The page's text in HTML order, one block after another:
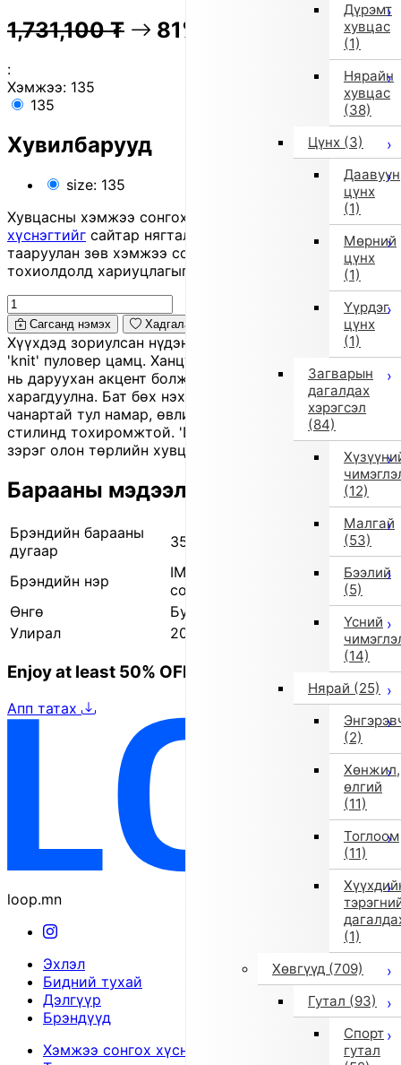
Дүрэмт
хувцас
(1)
Нярайн
хувцас
(38)
Цүнх (3)
Даавуун
цүнх
(1)
Мөрний
цүнх
(1)
Үүрдэг
цүнх
(1)
Загварын
дагалдах
хэрэгсэл
(84)
(12)
Малгай
(53)
Бээлий
(5)
Үсний
(14)
Нярай (25)
(2)
Хөнжил,
өлгий
(11)
Тоглоом
(11)
(1)
Хөвгүүд (709)
Гутал (93)
Спорт
гутал
1,731,100 ₮ 81% OFF 345,800 ₮
:
Хэмжээ: 135
135
Хувилбарууд
size: 135
Хувцасны хэмжээ сонгохдоо
хэмжээ сонгох
хүснэгтийг сайтар нягталж, биеийн хэмжээтэйгээ
тааруулан зөв хэмжээ сонгоно уу, хувцас таарахгүй
тохиолдолд хариуцлагыг захиалагч өөрөө хүлээнэ.
Сагсанд нэмэх Хадгалах
Хүүхдэд зориулсан нүдэнд тусах тод цэнхэр өнгийн
'knit' пуловер цамц. Ханцуйн дээрх хээний чимэглэл
нь даруухан акцент болж, хөгжилтэй хийцтэй
харагдуулна. Бат бөх нэхээс нь дулаан барих
чанартай тул намар, өвлийн энгийн өдөр тутмын
стилинд тохиромжтой. 'Denim' болон банзалтай
зэрэг олон төрлийн хувцастай амархан зохицно.
Барааны мэдээлэл
Брэндийн барааны
дугаар
350415578 05
Брэндийн нэр
IMPORT SELECT (Импортын
сонголт)
Өнгө
Бусад (5)
Улирал
2025 оны намар/өвөл
Enjoy at least 50% OFF Tokyo fashion
Апп татах
loop.mn
Эхлэл
Бидний тухай
Дэлгүүр
Брэндүүд
Хэмжээ сонгох хүснэгт